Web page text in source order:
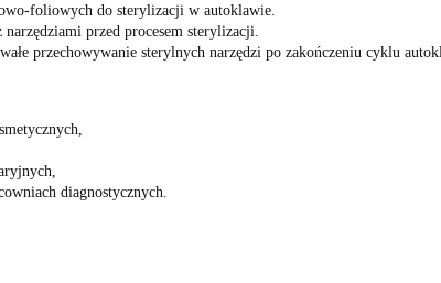
foliowych do sterylizacji w autoklawie.
przed procesem sterylizacji.
przechowywanie sterylnych narzędzi po zakończeniu cyklu
diagnostycznych.